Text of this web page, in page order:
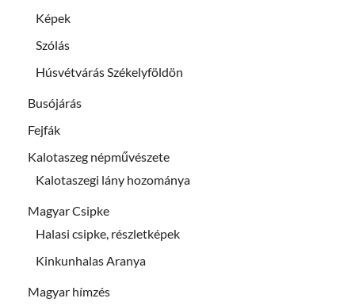
Képek
Szólás
Húsvétvárás Székelyföldön
Busójárás
Fejfák
Kalotaszeg népművészete
Kalotaszegi lány hozománya
Magyar Csipke
Halasi csipke, részletképek
Kinkunhalas Aranya
Magyar hímzés